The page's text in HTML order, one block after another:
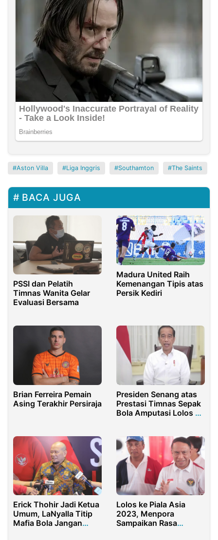
Aston Villa Liga Inggris Southamton The Saints
BACA JUGA
PSSI dan Pelatih
Timnas Wanita Gelar
Evaluasi Bersama
Madura United Raih
Kemenangan Tipis atas
Persik Kediri
Brian Ferreira Pemain
Asing Terakhir Persiraja
Presiden Senang atas
Prestasi Timnas Sepak
Bola Amputasi Lolos ke
Erick Thohir Jadi Ketua
Umum, LaNyalla Titip
Mafia Bola Jangan
Lolos ke Piala Asia
2023, Menpora
Sampaikan Rasa